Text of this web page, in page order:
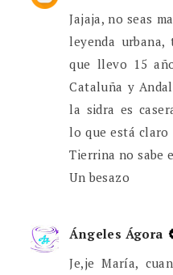
Jajaja, no seas
leyenda
que llevo 15
Cataluña y
la sidra es
lo que está claro
Tierrina no sabe
Un besazo
Ángeles Ágora
Je,je María,